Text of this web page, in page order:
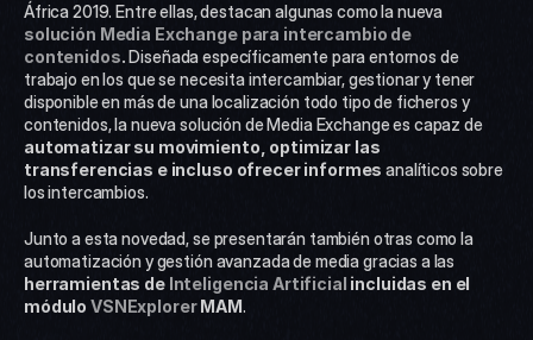
solución Media Exchange para intercambio de
contenidos. Diseñada específicamente para entornos de
trabajo en los que se necesita intercambiar, gestionar y tener
disponible en más de una localización todo tipo de ficheros y
contenidos, la nueva solución de Media Exchange es capaz de
automatizar su movimiento, optimizar las
transferencias e incluso ofrecer informes analíticos sobre
los intercambios.
Junto a esta novedad, se presentarán también otras como la
herramientas de Inteligencia Artificial incluidas en el
módulo VSNExplorer MAM.